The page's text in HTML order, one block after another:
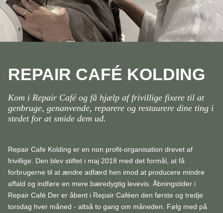
REPAIR CAFÉ KOLDING
Kom i Repair Café og få hjælp af frivillige fixere til at
genbruge, genanvende, reparere og restaurere dine ting i
stedet for at smide dem ud.
Repair Cafe Kolding er en non profit-organisation drevet af
frivillige. Den blev stiftet i maj 2018 med det formål, at få
forbrugerne til at ændre adfærd hen imod at producere mindre
affald og indføre en mere bæredygtig levevis. Åbningstider i
Repair Café Der er åbent i Repair Caféen den første og tredje
torsdag hver måned - altså to gang om måneden. Følg med på